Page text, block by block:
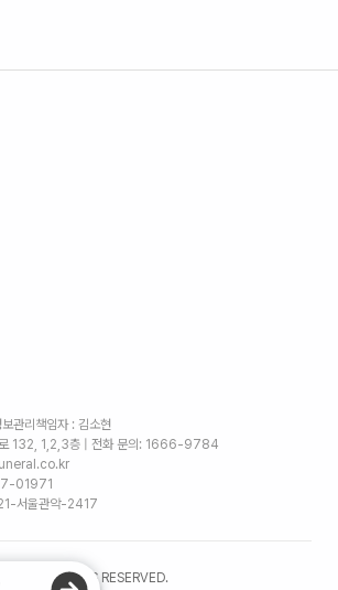
관리책임자 : 김소현
132, 1,2,3층 | 전화 문의: 1666-9784
01971
서울관악-2417
소 ALL RIGHTS RESERVED.